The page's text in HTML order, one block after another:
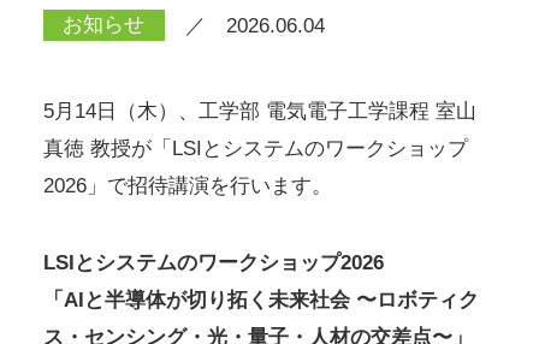
お知らせ ／ 2026.06.04
5月14日（木）、工学部 電気電子工学課程 室山
真徳 教授が「LSIとシステムのワークショップ
2026」で招待講演を行います。
LSIとシステムのワークショップ2026
「AIと半導体が切り拓く未来社会 〜ロボティク
ス・センシング・光・量子・人材の交差点〜」